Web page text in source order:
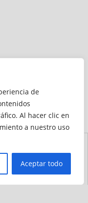
de
Al hacer clic en
a nuestro uso
Aceptar todo
Privacidad